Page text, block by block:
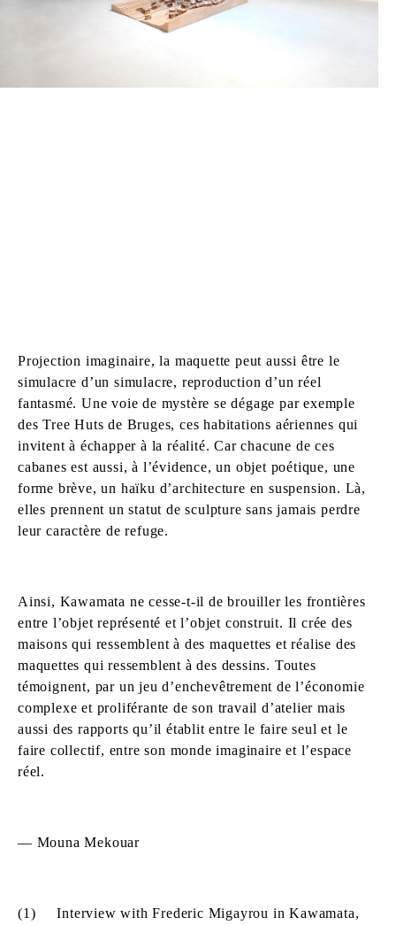
Projection imaginaire, la maquette peut aussi être le
simulacre d’un simulacre, reproduction d’un réel
fantasmé. Une voie de mystère se dégage par exemple
des Tree Huts de Bruges, ces habitations aériennes qui
invitent à échapper à la réalité. Car chacune de ces
cabanes est aussi, à l’évidence, un objet poétique, une
forme brève, un haïku d’architecture en suspension. Là,
elles prennent un statut de sculpture sans jamais perdre
leur caractère de refuge.
Ainsi, Kawamata ne cesse-t-il de brouiller les frontières
entre l’objet représenté et l’objet construit. Il crée des
maisons qui ressemblent à des maquettes et réalise des
maquettes qui ressemblent à des dessins. Toutes
témoignent, par un jeu d’enchevêtrement de l’économie
complexe et proliférante de son travail d’atelier mais
aussi des rapports qu’il établit entre le faire seul et le
faire collectif, entre son monde imaginaire et l’espace
réel.
— Mouna Mekouar
(1) Interview with Frederic Migayrou in Kawamata,